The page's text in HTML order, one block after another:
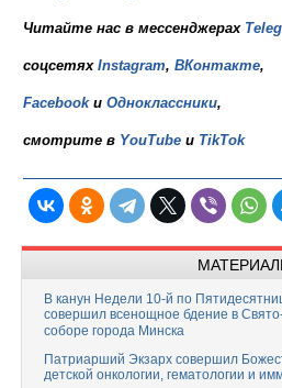
Читайте нас в мессенджерах
соцсетях Instagram, ВКонтакте,
Facebookи Одноклассники,
смотрите в YouTube и TikTok
В канун Недели 10-й по
совершил всенощное бдение в
соборе города Минска
Патриарший Экзарх совершил
детской онкологии, гематологии и